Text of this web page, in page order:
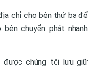
chỉ cho bên thứ ba để
chuyển phát nhanh
được chúng tôi lưu giữ